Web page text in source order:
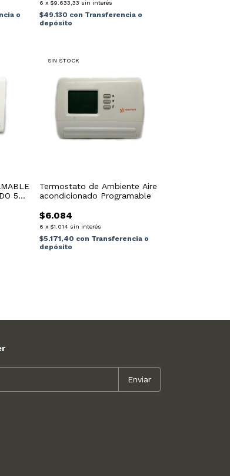
o
6 x $9.633,33 sin interés
$49.130 con Transferencia o
depósito
5+2
SIN STOCK
Termostato de Ambiente Aire
acondicionado Programable
$6.084
6 x $1.014 sin interés
$5.171,40 con Transferencia o
depósito